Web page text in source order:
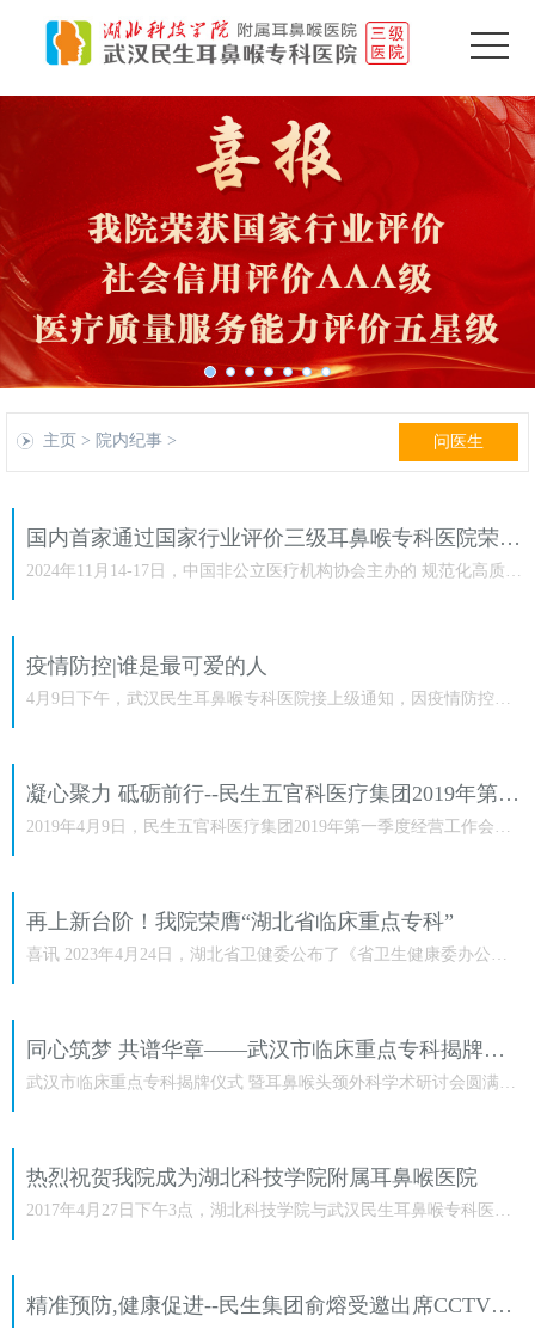
主页 > 院内纪事 > 问医生
国内首家通过国家行业评价三级耳鼻喉专科医院荣获三A五星佳绩！
2024年11月14-17日，中国非公立医疗机构协会主办的 规范化高质量
疫情防控|谁是最可爱的人
4月9日下午，武汉民生耳鼻喉专科医院接上级通知，因疫情防控需
凝心聚力 砥砺前行--民生五官科医疗集团2019年第一季度经营工作
2019年4月9日，民生五官科医疗集团2019年第一季度经营工作会在
再上新台阶！我院荣膺“湖北省临床重点专科”
喜讯 2023年4月24日，湖北省卫健委公布了《省卫生健康委办公室
同心筑梦 共谱华章——武汉市临床重点专科揭牌仪式暨耳鼻喉头颈
武汉市临床重点专科揭牌仪式 暨耳鼻喉头颈外科学术研讨会圆满落
热烈祝贺我院成为湖北科技学院附属耳鼻喉医院
2017年4月27日下午3点，湖北科技学院与武汉民生耳鼻喉专科医院
精准预防,健康促进--民生集团俞熔受邀出席CCTV生命之歌